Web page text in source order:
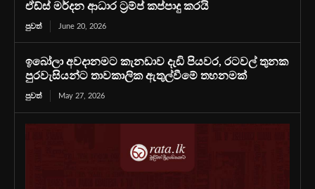
ඒඩ්ස් මර්දන ආධාර ට්‍රම්ප් කප්පාදු කරයි
පුවත් June 20, 2026
ඉබෝලා අවදානමට කැනඩාව දැඩි පියවර, රටවල් තුනක
පුරවැසියන්ට තාවකාලික ඇතුල්වීමේ තහනමක්
පුවත් May 27, 2026